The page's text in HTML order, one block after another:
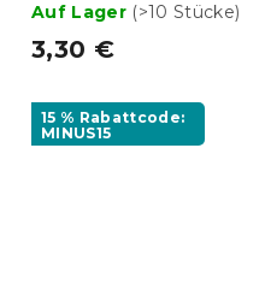
Auf Lager (>10 Stücke)
3,30 €
15 % Rabattcode:
MINUS15